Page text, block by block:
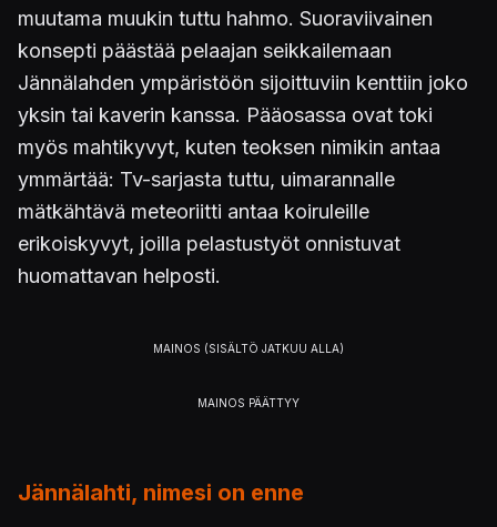
muutama muukin tuttu hahmo. Suoraviivainen
konsepti päästää pelaajan seikkailemaan
Jännälahden ympäristöön sijoittuviin kenttiin joko
yksin tai kaverin kanssa. Pääosassa ovat toki
myös mahtikyvyt, kuten teoksen nimikin antaa
ymmärtää: Tv-sarjasta tuttu, uimarannalle
mätkähtävä meteoriitti antaa koiruleille
erikoiskyvyt, joilla pelastustyöt onnistuvat
huomattavan helposti.
Jännälahti, nimesi on enne